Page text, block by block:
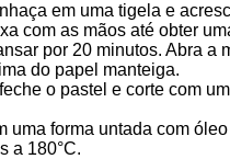
em uma tigela e
com as mãos até obter
por 20 minutos. Abra a
do papel manteiga.
o pastel e corte com
uma forma untada com
a 180°C.